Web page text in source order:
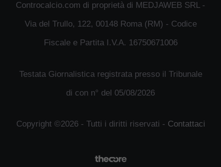
Controcalcio.com di proprietà di MEDJAWEB SRL -
Via del Trullo, 122, 00148 Roma (RM) - Codice
Fiscale e Partita I.V.A. 16750671006
Testata Giornalistica registrata presso il Tribunale
di con n° del 05/08/2026
Copyright ©2026 - Tutti i diritti riservati - Contattaci